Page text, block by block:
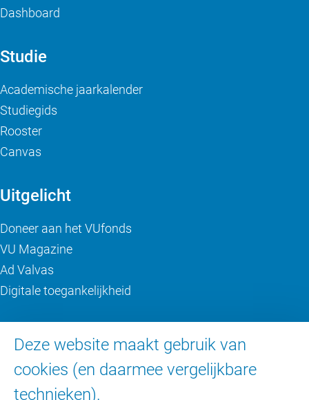
Deze website maakt gebruik van
cookies (en daarmee vergelijkbare
technieken).
Dashboard
Studie
Academische jaarkalender
Studiegids
Rooster
Canvas
Uitgelicht
Doneer aan het VUfonds
VU Magazine
Ad Valvas
Digitale toegankelijkheid
Over de VU
Contact en route
Werken bij de VU